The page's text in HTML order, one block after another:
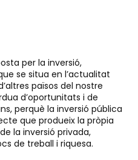
per la inversió,
se situa en l’actualitat
països del nostre
d’oportunitats i de
perquè la inversió pública
que produeix la pròpia
la inversió privada,
de treball i riquesa.